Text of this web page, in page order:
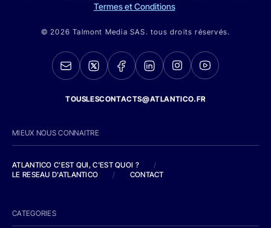
Termes et Conditions
© 2026 Talmont Media SAS. tous droits réservés.
TOUSLESCONTACTS@ATLANTICO.FR
MIEUX NOUS CONNAITRE
ATLANTICO C'EST QUI, C'EST QUOI ?
/
LE RESEAU D'ATLANTICO
/ CONTACT
CATEGORIES